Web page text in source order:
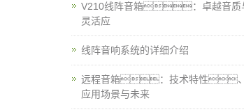
V210线阵音箱：卓越音质
灵活应
线阵音响系统的详细介绍
远程音箱：技术特性、
应用场景与未来